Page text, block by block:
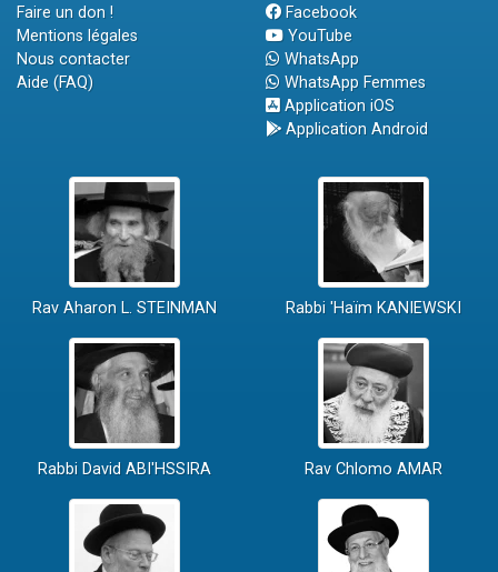
Faire un don !
Mentions légales
Nous contacter
Aide (FAQ)
Facebook
YouTube
WhatsApp
WhatsApp Femmes
Application iOS
Application Android
Rav Aharon L. STEINMAN Rabbi 'Haïm KANIEWSKI
Rabbi David ABI'HSSIRA Rav Chlomo AMAR